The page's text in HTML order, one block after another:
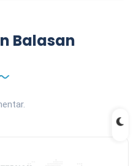
Balasan